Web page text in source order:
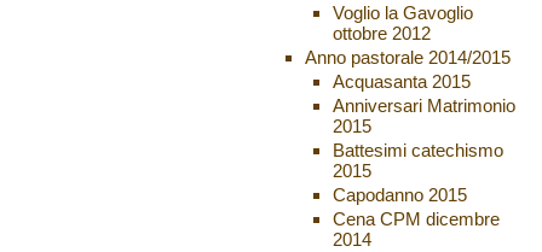
Voglio la Gavoglio
ottobre 2012
Anno pastorale 2014/2015
Acquasanta 2015
Anniversari Matrimonio
2015
Battesimi catechismo
2015
Capodanno 2015
Cena CPM dicembre
2014